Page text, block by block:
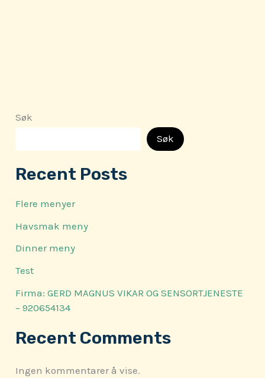
Søk
Søk
Recent Posts
Flere menyer
Havsmak meny
Dinner meny
Test
Firma: GERD MAGNUS VIKAR OG SENSORTJENESTE
– 920654134
Recent Comments
Ingen kommentarer å vise.